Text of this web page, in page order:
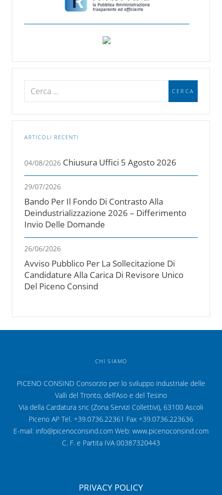
ARTICOLI RECENTI
04/08/2026 Chiusura Uffici 5 Agosto 2026
29/07/2026
Bando Per Il Fondo Di Contrasto Alla
Deindustrializzazione 2026 – Differimento
Invio Delle Domande
26/06/2026
Avviso Pubblico Per La Sollecitazione Di
Candidature Alla Carica Di Revisore Unico
Del Piceno Consind
CHI SIAMO
PICENO CONSIND Consorzio per lo sviluppo industriale delle
Valli del Tronto, dell’Aso e del Tesino
Via della Cardatura snc (Zona Servizi Collettivi), 63100 Ascoli
Piceno AP Tel. +39.0736.22361 Fax +39.0736.223636
E-mail: info@picenoconsind.com Web: www.picenoconsind.com
C. F. e Partita IVA 00387320443
PRIVACY POLICY